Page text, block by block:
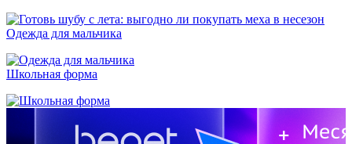
Одежда для мальчика
Школьная форма